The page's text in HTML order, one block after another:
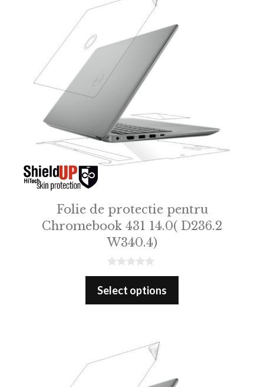
Folie de protectie pentru
Chromebook 431 14.0( D236.2
W340.4)
0
u
Select options